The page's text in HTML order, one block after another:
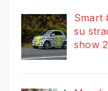
Smart
su
show